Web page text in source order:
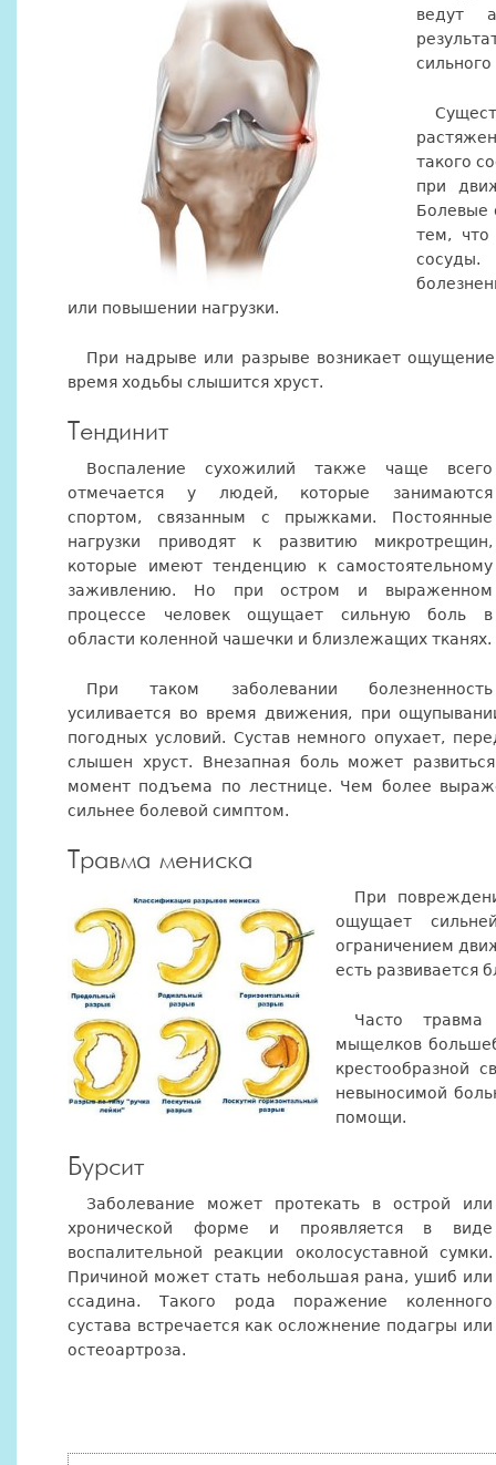
ведут
такого
при
Болевые
тем,
или повышении нагрузки.
При надрыве или разрыве возникает
время ходьбы слышится хруст.
Тендинит
Воспаление сухожилий также чаще всего
отмечается у людей, которые занимаются
спортом, связанным с прыжками. Постоянные
нагрузки приводят к развитию микротрещин,
которые имеют тенденцию к самостоятельному
заживлению. Но при остром и выраженном
процессе человек ощущает сильную боль в
области коленной чашечки и близлежащих тканях.
При таком заболевании болезненность
усиливается во время движения, при
погодных условий. Сустав немного опухает,
слышен хруст. Внезапная боль может
момент подъема по лестнице. Чем более
сильнее болевой симптом.
Травма мениска
При
ощущает
ограничением
есть развивается
Часто травма
мыщелков
крестообразной
невыносимой
помощи.
Бурсит
Заболевание может протекать в острой или
хронической форме и проявляется в виде
воспалительной реакции околосуставной сумки.
Причиной может стать небольшая рана, ушиб или
ссадина. Такого рода поражение коленного
сустава встречается как осложнение подагры или
остеоартроза.